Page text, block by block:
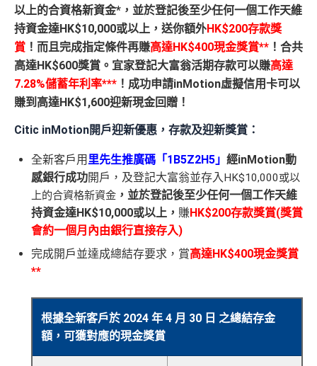
以上的合資格新資金* ，並於登記後至少任何一個工作天維
持資金達HK$10,000或以上，送你額外HK$200存款獎
賞 ！而且完成指定條件再賺高達HK$400現金獎賞** ！ 合共
高達HK$600獎賞。 宜家登記大富翁活期存款可以賺高達
7.28%儲蓄年利率*** ！成功申請inMotion虛擬信用卡可以
賺到高達HK$1,600迎新現金回贈！
Citic inMotion開戶迎新優惠，存款及迎新獎賞：
全新客戶用 里先生推廣碼「1B5Z2H5 」 經inMotion動
感銀行成功開戶，及登記大富翁並存入 HK$10,000或以
上的合資格新資金 ，並於登記後至少任何一個工作天維
持資金達HK$10,000或以上， 賺HK$200存款獎賞(獎賞
會約一個月內由銀行直接存入)
完成開戶並達成總結存要求，賞高達HK$400現金獎賞
**
根據全新客戶於 2024 年 4 月 30 日 之總結存金
額，可獲對應的現金獎賞